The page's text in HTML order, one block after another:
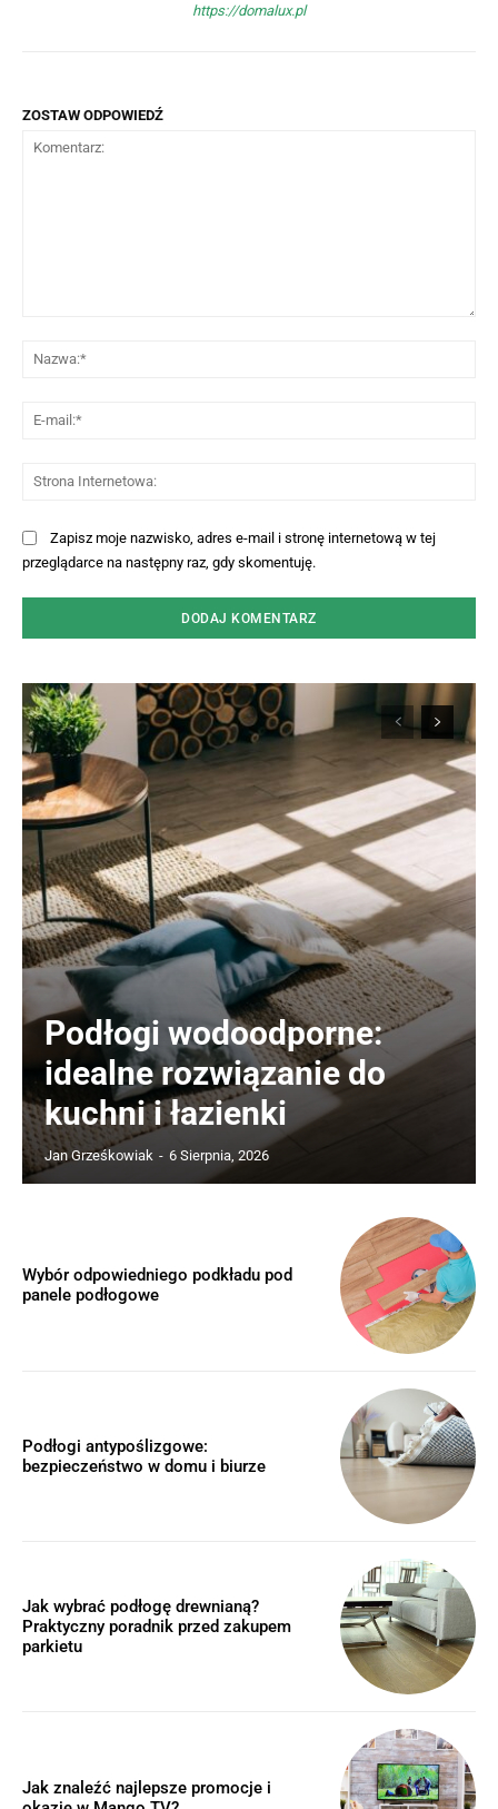
https://domalux.pl
ZOSTAW ODPOWIEDŹ
Zapisz moje nazwisko, adres e-mail i stronę internetową w tej
przeglądarce na następny raz, gdy skomentuję.
Podłogi wodoodporne:
idealne rozwiązanie do
kuchni i łazienki
Jan Grześkowiak - 6 Sierpnia, 2026
Wybór odpowiedniego podkładu pod
panele podłogowe
Podłogi antypoślizgowe:
bezpieczeństwo w domu i biurze
Jak wybrać podłogę drewnianą?
Praktyczny poradnik przed zakupem
parkietu
Jak znaleźć najlepsze promocje i